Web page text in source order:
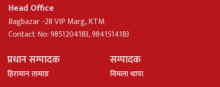
Head Office
Bagbazar -28 VIP Marg, KTM
Contact No: 9851204183, 9841514183
प्रधान सम्पादक
हिरामान तामाङ
सम्पादक
विमला थापा